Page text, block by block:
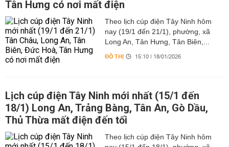
Tân Hưng có nơi mất điện
Theo lịch cúp điện Tây Ninh hôm
nay (19/1 đến 21/1), phường, xã
Long An, Tân Hưng, Tân Biên,...
ĐÔ THỊ 15:10 | 18/01/2026
Lịch cúp điện Tây Ninh mới nhất (15/1 đến
18/1) Long An, Trảng Bàng, Tân An, Gò Dầu,
Thủ Thừa mất điện đến tối
Theo lịch cúp điện Tây Ninh hôm